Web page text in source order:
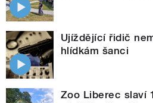
Ujíždějící řidič
hlídkám šanci
Zoo Liberec slaví